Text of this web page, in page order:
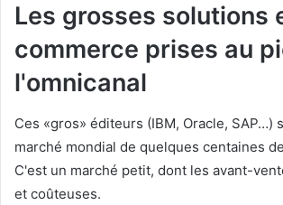
Les grosses solutions
commerce prises au
l'omnicanal
Ces «gros» éditeurs (IBM, Oracle, SAP…)
marché mondial de quelques centaines
C'est un marché petit, dont les avant-
et coûteuses.